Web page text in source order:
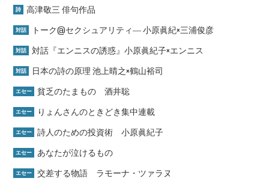
詩 高津敬三 俳句作品
対話 トーク@セクシュアリティ― 小原眞紀×三浦俊彦
対話 対話『エンニスの誘惑』小原眞紀子×エンニス
対話 日本の詩の原理 池上晴之×鶴山裕司
エセー 貧乏のたまもの 酒井聡
エセー りょんさんのときどき集中連載
エセー 詩人のための投資術 小原眞紀子
エセー あなたが泣けるもの
エセー 交差する物語 ラモーナ・ツァラヌ